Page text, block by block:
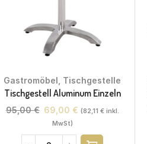
Gastromöbel Tischgestelle
Tischgestell Aluminum Einzeln
95,00€ 69,00 € (82,11 €inkl.
MwSt)